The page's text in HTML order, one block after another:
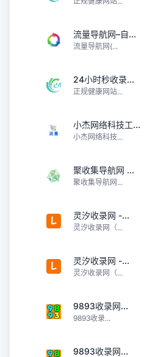
流量导航网–自...
流量导航网(...
24小时秒收录...
正规健康网站...
小杰网络科技工...
小杰网络科技...
聚收集导航网 ...
聚收集导航网...
灵汐收录网 -...
灵汐收录网（...
灵汐收录网 -...
灵汐收录网（...
9893收录网...
9893收录...
9893收录网...